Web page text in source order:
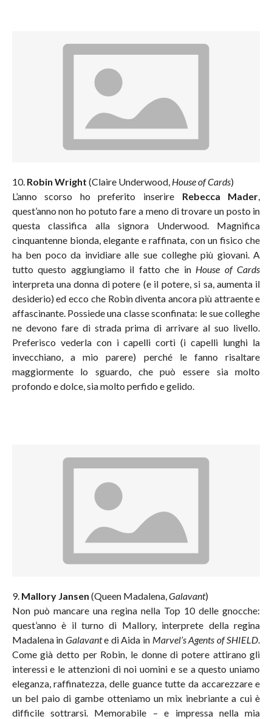
10. Robin Wright (Claire Underwood, House of Cards)
L’anno scorso ho preferito inserire Rebecca Mader,
quest’anno non ho potuto fare a meno di trovare un posto in
questa classifica alla signora Underwood. Magnifica
cinquantenne bionda, elegante e raffinata, con un fisico che
ha ben poco da invidiare alle sue colleghe più giovani. A
tutto questo aggiungiamo il fatto che in House of Cards
interpreta una donna di potere (e il potere, si sa, aumenta il
desiderio) ed ecco che Robin diventa ancora più attraente e
affascinante. Possiede una classe sconfinata: le sue colleghe
ne devono fare di strada prima di arrivare al suo livello.
Preferisco vederla con i capelli corti (i capelli lunghi la
invecchiano, a mio parere) perché le fanno risaltare
maggiormente lo sguardo, che può essere sia molto
profondo e dolce, sia molto perfido e gelido.
9. Mallory Jansen (Queen Madalena, Galavant)
Non può mancare una regina nella Top 10 delle gnocche:
quest’anno è il turno di Mallory, interprete della regina
Madalena in Galavante di Aida in Marvel’s Agents of SHIELD
Come già detto per Robin, le donne di potere attirano gli
interessi e le attenzioni di noi uomini e se a questo uniamo
eleganza, raffinatezza, delle guance tutte da accarezzare e
un bel paio di gambe otteniamo un mix inebriante a cui è
difficile sottrarsi. Memorabile – e impressa nella mia